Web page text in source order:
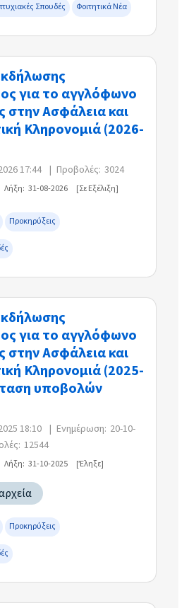
Σπουδές Φοιτητικά Νέα
για το αγγλόφωνο
Ασφάλεια και
Κληρονομιά (2026-
17:44 | Προβολές: 3024
Λήξη: 31-08-2026 [Σε Εξέλιξη]
Προκηρύξεις
για το αγγλόφωνο
Ασφάλεια και
Κληρονομιά (2025-
υποβολών
18:10 | Ενημέρωση: 20-10-
12544
Λήξη: 31-10-2025 [Έληξε]
Προκηρύξεις